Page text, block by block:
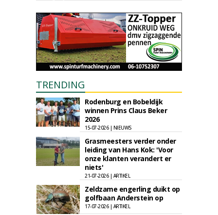
TRENDING
Rodenburg en Bobeldijk
winnen Prins Claus Beker
2026
15-07-2026 | NIEUWS
Grasmeesters verder onder
leiding van Hans Kok: 'Voor
onze klanten verandert er
niets'
21-07-2026 | ARTIKEL
Zeldzame engerling duikt op
golfbaan Anderstein op
17-07-2026 | ARTIKEL